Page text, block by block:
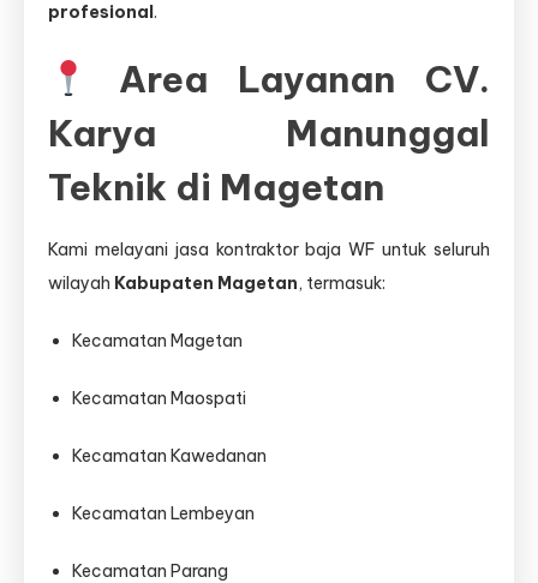
profesional.
Area Layanan CV.
Karya Manunggal
Teknik di Magetan
Kami melayani jasa kontraktor baja WF untuk seluruh
wilayah Kabupaten Magetan, termasuk:
Kecamatan Magetan
Kecamatan Maospati
Kecamatan Kawedanan
Kecamatan Lembeyan
Kecamatan Parang